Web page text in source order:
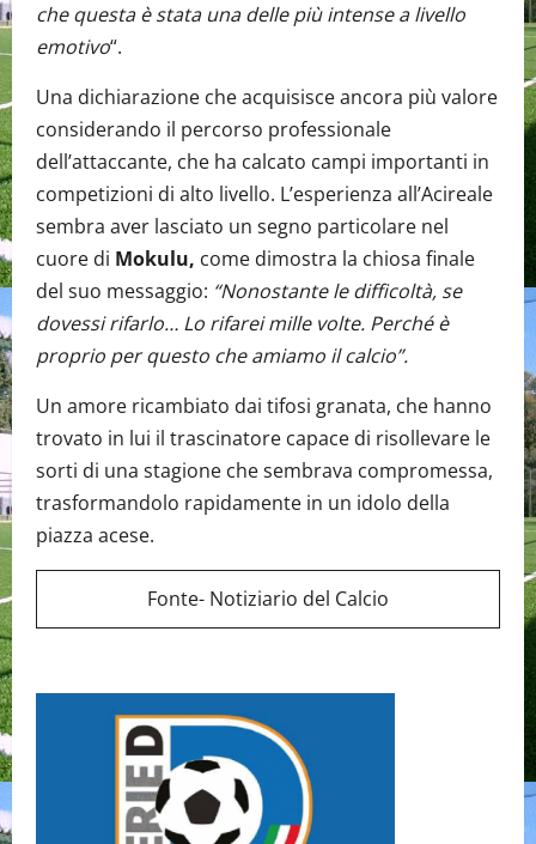
che questa è stata una delle più intense a livello
emotivo“.
Una dichiarazione che acquisisce ancora più valore
considerando il percorso professionale
dell’attaccante, che ha calcato campi importanti in
competizioni di alto livello. L’esperienza all’Acireale
sembra aver lasciato un segno particolare nel
cuore di Mokulu, come dimostra la chiosa finale
del suo messaggio: “Nonostante le difficoltà, se
dovessi rifarlo… Lo rifarei mille volte. Perché è
proprio per questo che amiamo il calcio”.
Un amore ricambiato dai tifosi granata, che hanno
trovato in lui il trascinatore capace di risollevare le
sorti di una stagione che sembrava compromessa,
trasformandolo rapidamente in un idolo della
piazza acese.
Fonte- Notiziario del Calcio